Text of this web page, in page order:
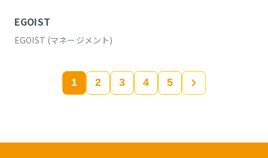
EGOIST
EGOIST (マネージメント)
1 2 3 4 5 »